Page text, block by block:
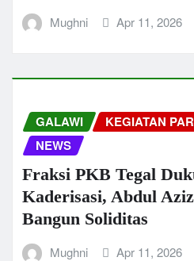
Mughni Apr 11, 2026
GALAWI KEGIATAN
NEWS
Fraksi PKB Tegal
Kaderisasi, Abdul
Bangun Soliditas
Mughni Apr 11, 2026